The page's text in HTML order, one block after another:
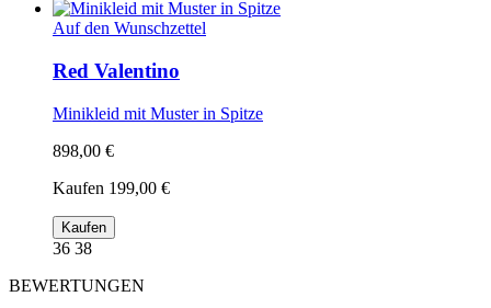
Auf den Wunschzettel
Red Valentino
Minikleid mit Muster in Spitze
898,00 €
Kaufen 199,00 €
Kaufen
36 38
BEWERTUNGEN